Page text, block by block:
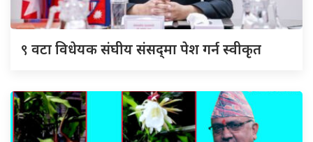
९ वटा विधेयक संघीय संसद्‌मा पेश गर्न स्वीकृत